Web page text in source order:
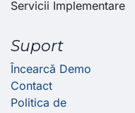
Servicii Implementare
Suport
Încearcă Demo
Contact
Politica de